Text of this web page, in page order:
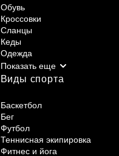
Обувь
Кроссовки
Сланцы
Кеды
Одежда
Виды спорта
Баскетбол
Бег
Футбол
Теннисная экипировка
Фитнес и йога